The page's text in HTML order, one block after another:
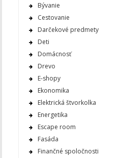
Bývanie
Cestovanie
Darčekové predmety
Deti
Domácnosť
Drevo
E-shopy
Ekonomika
Elektrická štvorkolka
Energetika
Escape room
Fasáda
Finančné spoločnosti